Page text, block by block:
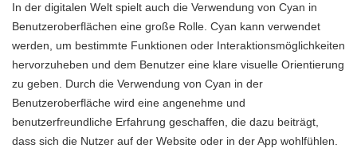
In der digitalen Welt spielt auch die Verwendung von Cyan in
Benutzeroberflächen eine große Rolle. Cyan kann verwendet
werden, um bestimmte Funktionen oder Interaktionsmöglichkeiten
hervorzuheben und dem Benutzer eine klare visuelle Orientierung
zu geben. Durch die Verwendung von Cyan in der
Benutzeroberfläche wird eine angenehme und
benutzerfreundliche Erfahrung geschaffen, die dazu beiträgt,
dass sich die Nutzer auf der Website oder in der App wohlfühlen.